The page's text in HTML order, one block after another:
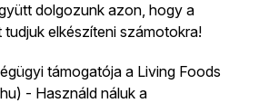
dolgozunk azon, hogy a
elkészíteni számotokra!
támogatója a Living Foods
- Használd náluk a